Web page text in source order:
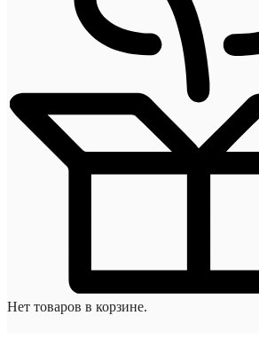
Нет товаров в корзине.